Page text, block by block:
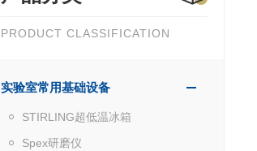
PRODUCT CLASSIFICATION
实验室常用基础设备
STIRLING超低温冰箱
Spex研磨仪